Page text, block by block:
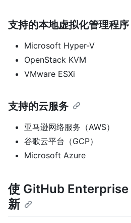
支持的本地虚拟化管理程序
Microsoft Hyper-V
OpenStack KVM
VMware ESXi
支持的云服务
亚马逊网络服务（AWS）
谷歌云平台（GCP）
Microsoft Azure
使 GitHub
新